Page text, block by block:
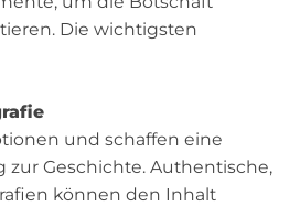
Die wichtigsten
und schaffen eine
zur Geschichte. Authentische,
können den Inhalt